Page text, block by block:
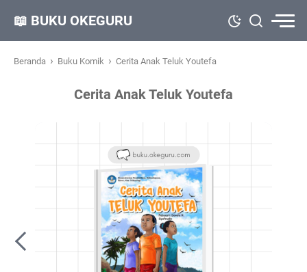
📖 BUKU OKEGURU
Beranda › Buku Komik › Cerita Anak Teluk Youtefa
Cerita Anak Teluk Youtefa